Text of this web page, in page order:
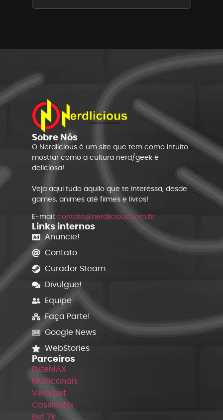
Sobre Nós
O Nerdlicious é um site que tem como intuito
mostrar como a cultura nerd/geek é
deliciosa!
Veja aqui tudo aquilo que te interessa, desde
games, animes até filmes e livros!
E-mail: contato@nerdlicious.com.br
Links internos
Anuncie!
Contato
Curador Steam
Divulgue!
Equipe
Faça Parte!
Google News
WebStories
Parceiros
FuteMAX
Multicanais
Vera bet
CassinoPix
Bet 7k